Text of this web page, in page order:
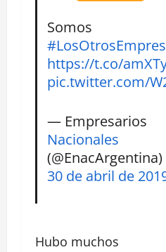
Somos
https://t.co/
pic.twitter.com/
— Empresarios
Nacionales
(@EnacArgentina)
30 de abril de
Hubo muchos